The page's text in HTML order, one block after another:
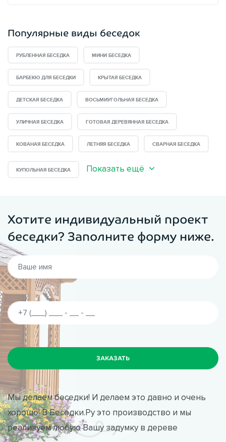
Популярные виды беседок
РУБЛЕННАЯ БЕСЕДКА МИНИ БЕСЕДКА
БАРБЕКЮ ДЛЯ БЕСЕДКИ КРЫТАЯ БЕСЕДКА
ДЕТСКАЯ БЕСЕДКА ВОСЬМИУГОЛЬНАЯ БЕСЕДКА
УЛИЧНАЯ БЕСЕДКА ГОТОВАЯ ДЕРЕВЯННАЯ БЕСЕДКА
КОВАНАЯ БЕСЕДКА ЛЕТНЯЯ БЕСЕДКА СВАРНАЯ БЕСЕДКА
КУПОЛЬНАЯ БЕСЕДКА Показать ещё
Хотите индивидуальный проект
беседки? Заполните форму ниже.
Мы делаем беседки! И делаем это давно и очень
хорошо! В Беседки.Ру это производство и мы
реализуем любую Вашу задумку в дереве